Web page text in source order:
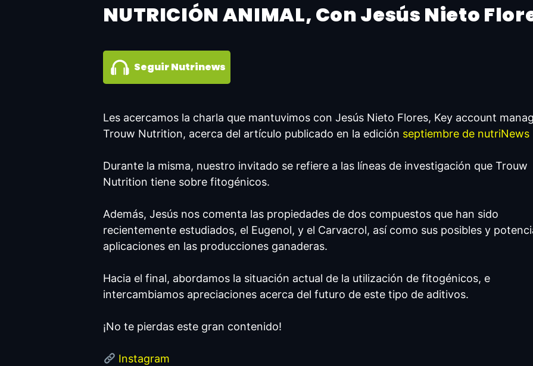
NUTRICIÓN ANIMAL, Con Jesús Nieto
Seguir Nutrinews
Les acercamos la charla que mantuvimos con Jesús Nieto Flores, Key account
Trouw Nutrition, acerca del artículo publicado en la edición septiembre de nutriNews
Durante la misma, nuestro invitado se refiere a las líneas de investigación que Trouw
Nutrition tiene sobre fitogénicos.
Además, Jesús nos comenta las propiedades de dos compuestos que han sido
recientemente estudiados, el Eugenol, y el Carvacrol, así como sus posibles y
aplicaciones en las producciones ganaderas.
Hacia el final, abordamos la situación actual de la utilización de fitogénicos, e
intercambiamos apreciaciones acerca del futuro de este tipo de aditivos.
¡No te pierdas este gran contenido!
Instagram